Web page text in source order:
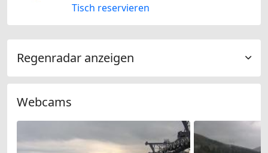
Tisch reservieren
Regenradar anzeigen
Webcams